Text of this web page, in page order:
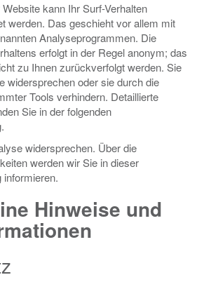
kann Ihr Surf-Verhalten
werden. Das geschieht vor allem mit
Analyseprogrammen. Die
erfolgt in der Regel anonym; das
zu Ihnen zurückverfolgt werden. Sie
widersprechen oder sie durch die
Tools verhindern. Detaillierte
Sie in der folgenden
widersprechen. Über die
werden wir Sie in dieser
Hinweise und